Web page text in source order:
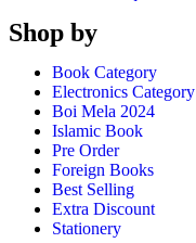
Shop by
Book Category
Electronics Category
Boi Mela 2024
Islamic Book
Pre Order
Foreign Books
Best Selling
Extra Discount
Stationery